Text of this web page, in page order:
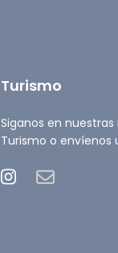
Turismo
Siganos en
Turismo o envíenos